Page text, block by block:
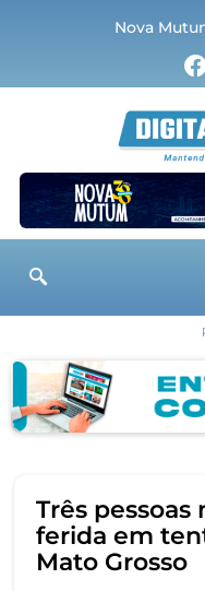
Nova
Três
ferida em
Mato Grosso